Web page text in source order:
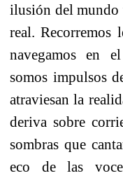
ilusión del
real. Recorremos
navegamos en
somos impulsos
atraviesan la
deriva sobre
sombras que
eco de las